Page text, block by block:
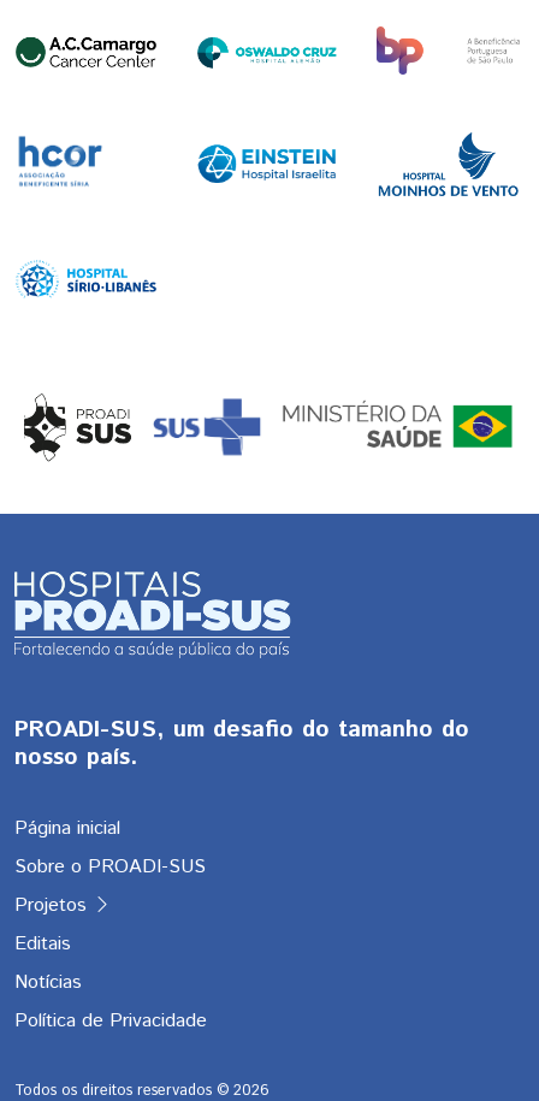
PROADI-SUS, um desafio do tamanho do
nosso país.
Página inicial
Sobre o PROADI-SUS
Projetos
Editais
Notícias
Política de Privacidade
Todos os direitos reservados © 2026